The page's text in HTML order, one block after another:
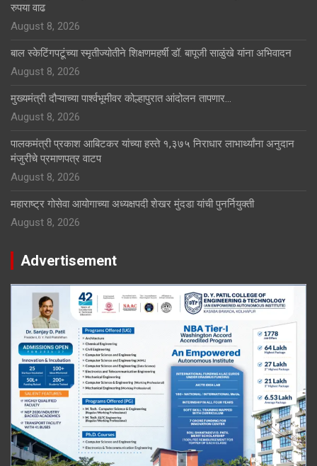
रुपया वाढ
August 8, 2026
बाल स्केटिंगपटूंच्या स्मृतीज्योतीने शिक्षणमहर्षी डॉ. बापूजी साळुंखे यांना अभिवादन
August 8, 2026
मुख्यमंत्री दौऱ्याच्या पार्श्वभूमीवर कोल्हापुरात आंदोलन तापणार…
August 8, 2026
पालकमंत्री प्रकाश आबिटकर यांच्या हस्ते १,३७५ निराधार लाभार्थ्यांना अनुदान
मंजुरीचे प्रमाणपत्र वाटप
August 8, 2026
महाराष्ट्र गोसेवा आयोगाच्या अध्यक्षपदी शेखर मुंदडा यांची पुनर्नियुक्ती
August 8, 2026
Advertisement